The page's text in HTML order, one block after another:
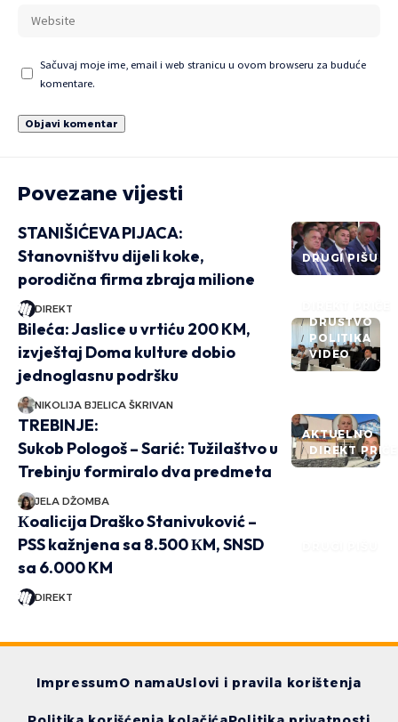
Sačuvaj moje ime, email i web stranicu u ovom browseru za buduće
komentare.
Povezane vijesti
DRUGI PIŠU
STANIŠIĆEVA PIJACA:
Stanovništvu dijeli koke,
porodična firma zbraja milione
DIREKT
DRUŠTVO
POLITIKA
VIDEO
Bileća: Jaslice u vrtiću 200 KM,
izvještaj Doma kulture dobio
jednoglasnu podršku
NIKOLIJA BJELICA ŠKRIVAN
AKTUELNO
DIREKT PRIČE
TREBINJE:
Sukob Pologoš – Sarić: Tužilaštvo u
Trebinju formiralo dva predmeta
JELA DŽOMBA
Кoalicija Draško Stanivuković –
PSS kažnjena sa 8.500 КM, SNSD
sa 6.000 KM
DIREKT
ImpressumO namaUslovi i pravila korištenja